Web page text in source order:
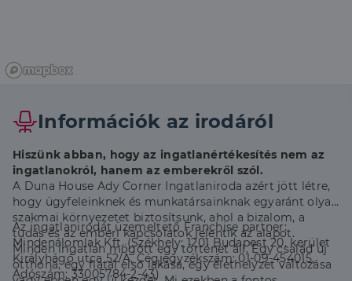
Információk az irodáról
Hiszünk abban, hogy az ingatlanértékesítés nem az
ingatlanokról, hanem az emberekről szól.
A Duna House Ady Corner Ingatlaniroda azért jött létre,
hogy ügyfeleinknek és munkatársainknak egyaránt olyan
szakmai környezetet biztosítsunk, ahol a bizalom, a
tudás és az emberi kapcsolatok jelentik az alapot.
Minden ingatlan mögött egy történet áll. Egy család új
otthona, egy fiatal első lakása, egy élethelyzet változása
Az ingatlanirodát üzemeltető Franchise partner:
Mindenálomlak Kft. (Székhely: 1201 Budapest 20. kerület
Királyhágó utca 52/A, Cégjegyzékszám: 01-09-454015,
Adószám: 33005784-2-43)